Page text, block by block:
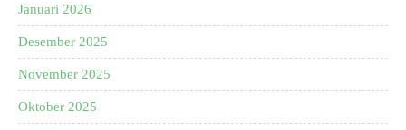
Januari 2026
Desember 2025
November 2025
Oktober 2025